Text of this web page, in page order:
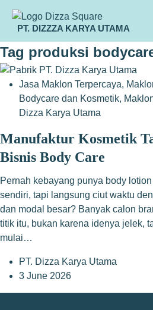
PT. DIZZZA KARYA UTAMA
Tag produksi
Jasa Maklon Terpercaya,
Bodycare dan Kosmetik,
Dizza Karya Utama
Manufaktur Kosmetik
Bisnis Body Care
Pernah kebayang punya body
sendiri, tapi langsung ciut waktu
dan modal besar? Banyak calon
titik itu, bukan karena idenya jelek,
mulai…
PT. Dizza Karya Utama
3 June 2026